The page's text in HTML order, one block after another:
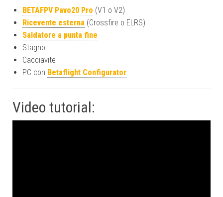
BETAFPV Pavo20 Pro (V1 o V2)
Ricevente esterna (Crossfire o ELRS)
Saldatore a punta fine
Stagno
Cacciavite
PC con Betaflight Configurator
Video tutorial: